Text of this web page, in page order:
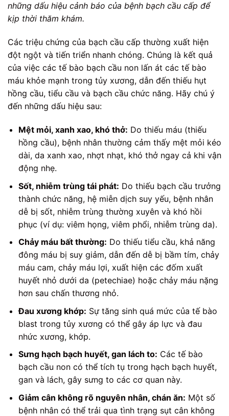
những dấu hiệu cảnh báo của bệnh bạch cầu cấp để
kịp thời thăm khám.
Các triệu chứng của bạch cầu cấp thường xuất hiện
đột ngột và tiến triển nhanh chóng. Chúng là kết quả
của việc các tế bào bạch cầu non lấn át các tế bào
máu khỏe mạnh trong tủy xương, dẫn đến thiếu hụt
hồng cầu, tiểu cầu và bạch cầu chức năng. Hãy chú ý
đến những dấu hiệu sau:
Mệt mỏi, xanh xao, khó thở: Do thiếu máu (thiếu
hồng cầu), bệnh nhân thường cảm thấy mệt mỏi kéo
dài, da xanh xao, nhợt nhạt, khó thở ngay cả khi vận
động nhẹ.
Sốt, nhiễm trùng tái phát: Do thiếu bạch cầu trưởng
thành chức năng, hệ miễn dịch suy yếu, bệnh nhân
dễ bị sốt, nhiễm trùng thường xuyên và khó hồi
phục (ví dụ: viêm họng, viêm phổi, nhiễm trùng da).
Chảy máu bất thường: Do thiếu tiểu cầu, khả năng
đông máu bị suy giảm, dẫn đến dễ bị bầm tím, chảy
máu cam, chảy máu lợi, xuất hiện các đốm xuất
huyết nhỏ dưới da (petechiae) hoặc chảy máu nặng
hơn sau chấn thương nhỏ.
Đau xương khớp: Sự tăng sinh quá mức của tế bào
blast trong tủy xương có thể gây áp lực và đau
nhức xương, khớp.
Sưng hạch bạch huyết, gan lách to: Các tế bào
bạch cầu non có thể tích tụ trong hạch bạch huyết,
gan và lách, gây sưng to các cơ quan này.
Giảm cân không rõ nguyên nhân, chán ăn: Một số
bệnh nhân có thể trải qua tình trạng sụt cân không